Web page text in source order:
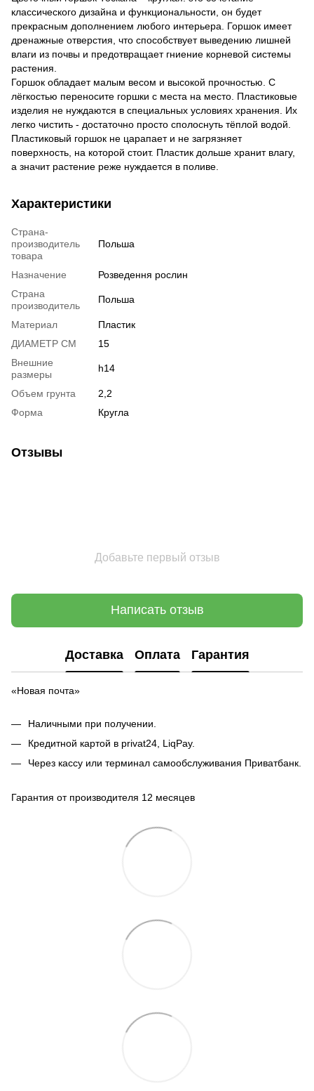
классического дизайна и функциональности, он будет
прекрасным дополнением любого интерьера. Горшок имеет
дренажные отверстия, что способствует выведению лишней
влаги из почвы и предотвращает гниение корневой системы
растения.
Горшок обладает малым весом и высокой прочностью. С
лёгкостью переносите горшки с места на место. Пластиковые
изделия не нуждаются в специальных условиях хранения. Их
легко чистить - достаточно просто сполоснуть тёплой водой.
Пластиковый горшок не царапает и не загрязняет
поверхность, на которой стоит. Пластик дольше хранит влагу,
а значит растение реже нуждается в поливе.
Характеристики
Страна-
производитель
товара
Польша
Назначение
Розведення рослин
Страна
производитель
Польша
Материал
Пластик
ДИАМЕТР СМ
15
Внешние
размеры
h14
Объем грунта
2,2
Форма
Кругла
Отзывы
Добавьте первый отзыв
Написать отзыв
Доставка Оплата Гарантия
«Новая почта»
Наличными при получении.
Кредитной картой в privat24, LiqPay.
Через кассу или терминал самообслуживания Приватбанк.
Гарантия от производителя 12 месяцев